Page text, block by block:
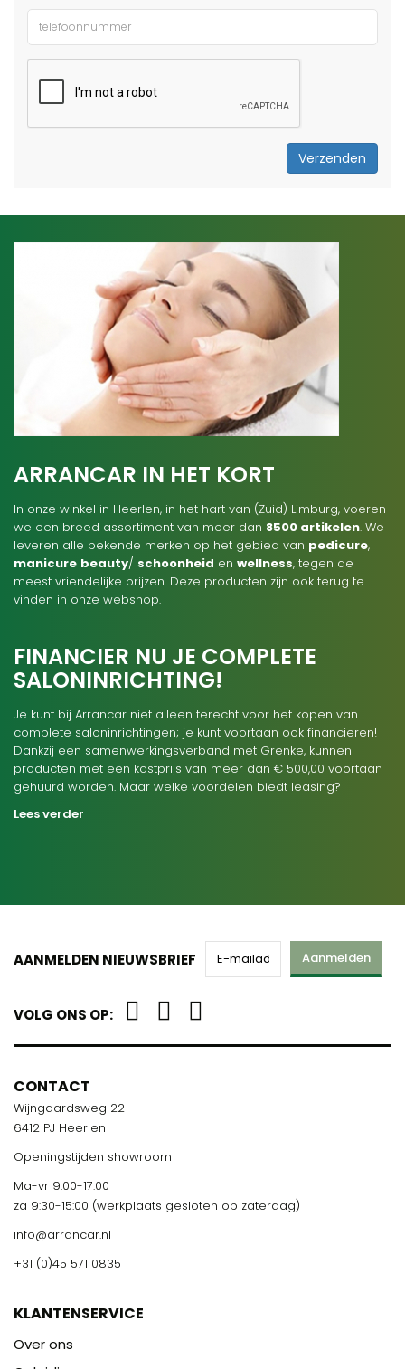
Verzenden
ARRANCAR IN HET KORT
In onze winkel in Heerlen, in het hart van (Zuid) Limburg, voeren
we een breed assortiment van meer dan 8500 artikelen. We
leveren alle bekende merken op het gebied van pedicure,
manicure beauty/ schoonheid en wellness, tegen de
meest vriendelijke prijzen. Deze producten zijn ook terug te
vinden in onze webshop.
FINANCIER NU JE COMPLETE
SALONINRICHTING!
Je kunt bij Arrancar niet alleen terecht voor het kopen van
complete saloninrichtingen; je kunt voortaan ook financieren!
Dankzij een samenwerkingsverband met Grenke, kunnen
producten met een kostprijs van meer dan € 500,00 voortaan
gehuurd worden. Maar welke voordelen biedt leasing?
Lees verder
AANMELDEN NIEUWSBRIEF Aanmelden
VOLG ONS OP:
CONTACT
Wijngaardsweg 22
6412 PJ Heerlen
Openingstijden showroom
Ma-vr 9:00-17:00
za 9:30-15:00 (werkplaats gesloten op zaterdag)
info@arrancar.nl
+31 (0)45 571 0835
KLANTENSERVICE
Over ons